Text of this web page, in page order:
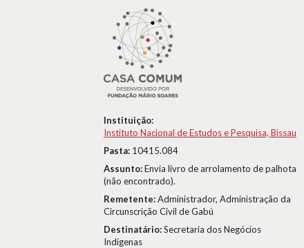
Instituição:
Instituto Nacional de Estudos e Pesquisa, Bissau
Pasta: 10415.084
Assunto:Envia livro de arrolamento de palhota
(não encontrado).
Remetente:Administrador, Administração da
Circunscrição Civil de Gabú
Destinatário:Secretaria dos Negócios
Indígenas